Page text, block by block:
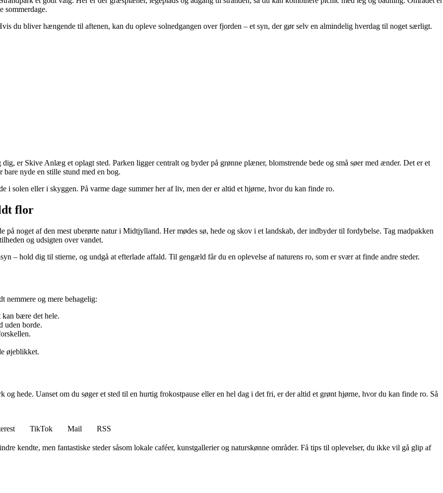
sommerdage.
du bliver hængende til aftenen, kan du opleve solnedgangen over fjorden – et syn, der gør selv en almindelig hverdag til noget særligt.
er Skive Anlæg et oplagt sted. Parken ligger centralt og byder på grønne plæner, blomstrende bede og små søer med ænder. Det er et
bare nyde en stille stund med en bog.
solen eller i skyggen. På varme dage summer her af liv, men der er altid et hjørne, hvor du kan finde ro.
flor
noget af den mest uberørte natur i Midtjylland. Her mødes sø, hede og skov i et landskab, der indbyder til fordybelse. Tag madpakken
og udsigten over vandet.
– hold dig til stierne, og undgå at efterlade affald. Til gengæld får du en oplevelse af naturens ro, som er svær at finde andre steder.
nemmere og mere behagelig:
bære det hele.
uden borde.
øjeblikket.
hede. Uanset om du søger et sted til en hurtig frokostpause eller en hel dag i det fri, er der altid et grønt hjørne, hvor du kan finde ro. Så
TikTok Mail
RSS
kendte, men fantastiske steder såsom lokale caféer, kunstgallerier og naturskønne områder. Få tips til oplevelser, du ikke vil gå glip af